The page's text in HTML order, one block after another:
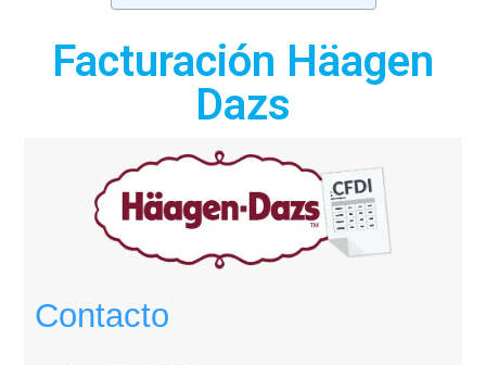
Facturación Häagen
Dazs
Contacto